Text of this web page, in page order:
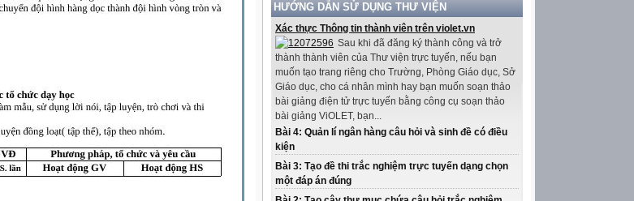
HƯỚNG DẪN SỬ DỤNG THƯ VIỆN
Xác thực Thông tin thành viên trên violet.vn
Sau khi đã đăng ký thành công và trở
thành thành viên của Thư viện trực tuyến, nếu bạn
muốn tạo trang riêng cho Trường, Phòng Giáo dục, Sở
Giáo dục, cho cá nhân mình hay bạn muốn soạn thảo
bài giảng điện tử trực tuyến bằng công cụ soạn thảo
bài giảng ViOLET, bạn...
Bài 4: Quản lí ngân hàng câu hỏi và sinh đề có điều
kiện
Bài 3: Tạo đề thi trắc nghiệm trực tuyến dạng chọn
một đáp án đúng